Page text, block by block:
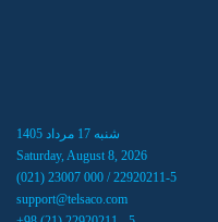
شنبه 17 مرداد 1405
Saturday, August 8, 2026
(021) 23007 000 / 22920211-5
support@telsaco.com